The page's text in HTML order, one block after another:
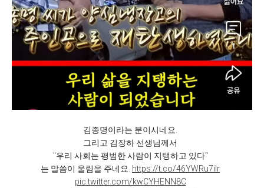
김종명이라는 분이시네요.
그리고 김장하 선생님께서
"우리 사회는 평범한 사람이 지탱하고 있다"
는 말씀이 울림을 주네요.
https://t.co/46YWRu7iIr
pic.twitter.com/kwCYHENN8C